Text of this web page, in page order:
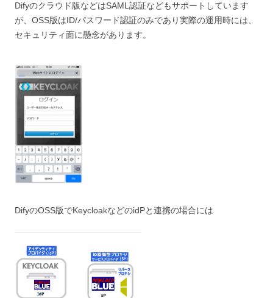
Difyのクラウド版などはSAML認証などもサポートしています
が、OSS版はID/パスワード認証のみであり実際の運用時には、
セキュリティ面に懸念があります。
DifyのOSS版でKeycloakなどのidPと連携の場合には